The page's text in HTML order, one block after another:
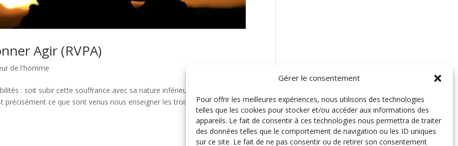
Gérer le consentement
Pour offrir les meilleures expériences, nous utilisons des technologies
telles que les cookies pour stocker et/ou accéder aux informations des
appareils. Le fait de consentir à ces technologies nous permettra de traiter
des données telles que le comportement de navigation ou les ID uniques
sur ce site. Le fait de ne pas consentir ou de retirer son consentement
Agir (RVPA)
de l'homme
: soit subir cette souffrance avec sa nature inférieure, soit dépasser
précisément ce que sont venus nous enseigner les trois prophètes